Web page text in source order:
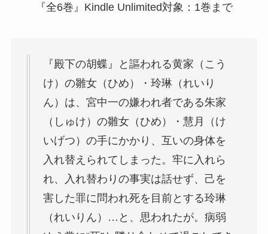
『全6巻』Kindle Unlimited対象：1巻まで
『殿下の胡蝶』と謳われる黄家（こう
け）の雛女（ひめ）・玲琳（れいり
ん）は、宮中一の嫌われ者である朱家
（しゅけ）の雛女（ひめ）・慧月（け
いげつ）の手にかかり、互いの身体を
入れ替えられてしまった。牢に入れら
れ、入れ替わりの事実は話せず、己を
害した罪に問われ死を目前とする玲琳
（れいりん）…と、思われたが。病弱